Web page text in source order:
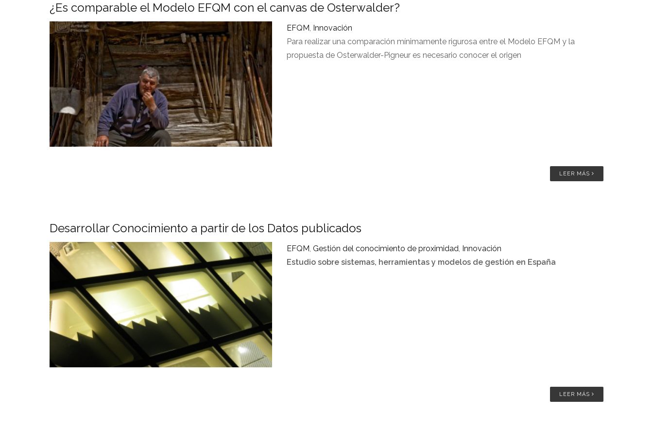
¿Es comparable el Modelo EFQM con el canvas de Osterwalder?
EFQM, Innovación
Para realizar una comparación mínimamente rigurosa entre el Modelo EFQM y la
propuesta de Osterwalder-Pigneur es necesario conocer el origen
LEER MÁS
Desarrollar Conocimiento a partir de los Datos publicados
EFQM, Gestión del conocimiento de proximidad, Innovación
Estudio sobre sistemas, herramientas y modelos de gestión en España
LEER MÁS